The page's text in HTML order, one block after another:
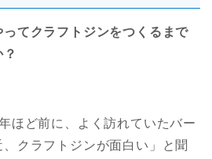
てクラフトジンをつくるまで
ほど前に、よく訪れていたバー
クラフトジンが面白い」と聞